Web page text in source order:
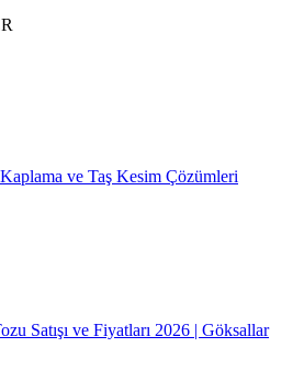
ve Taş Kesim Çözümleri
Satışı ve Fiyatları 2026 | Göksallar